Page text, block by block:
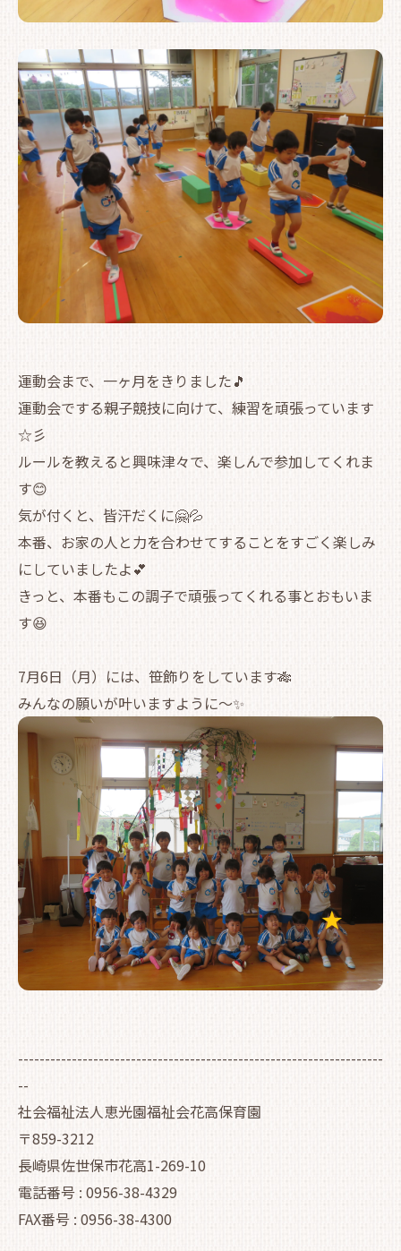
運動会まで、一ヶ月をきりました🎵
運動会でする親子競技に向けて、練習を頑張っています
☆彡
ルールを教えると興味津々で、楽しんで参加してくれま
す😊
気が付くと、皆汗だくに🤗💦
本番、お家の人と力を合わせてすることをすごく楽しみ
にしていましたよ💕
きっと、本番もこの調子で頑張ってくれる事とおもいま
す😆
7月6日（月）には、笹飾りをしています🎋
みんなの願いが叶いますように～✨
--------------------------------------------------------------------
--
社会福祉法人恵光園福祉会花高保育園
〒859-3212
長崎県佐世保市花高1-269-10
電話番号 : 0956-38-4329
FAX番号 : 0956-38-4300